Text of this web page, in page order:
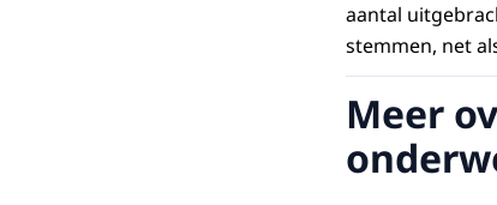
aantal
stemmen, net
Meer